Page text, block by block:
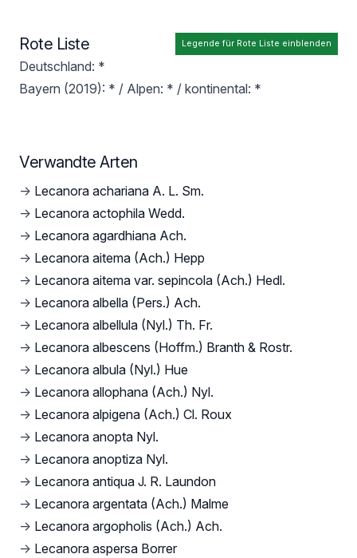
Legende für Rote Liste einblenden
Rote Liste
Deutschland: *
Bayern (2019): * / Alpen: * / kontinental: *
Verwandte Arten
→ Lecanora achariana A. L. Sm.
→ Lecanora actophila Wedd.
→ Lecanora agardhiana Ach.
→ Lecanora aitema (Ach.) Hepp
→ Lecanora aitema var. sepincola (Ach.) Hedl.
→ Lecanora albella (Pers.) Ach.
→ Lecanora albellula (Nyl.) Th. Fr.
→ Lecanora albescens (Hoffm.) Branth & Rostr.
→ Lecanora albula (Nyl.) Hue
→ Lecanora allophana (Ach.) Nyl.
→ Lecanora alpigena (Ach.) Cl. Roux
→ Lecanora anopta Nyl.
→ Lecanora anoptiza Nyl.
→ Lecanora antiqua J. R. Laundon
→ Lecanora argentata (Ach.) Malme
→ Lecanora argopholis (Ach.) Ach.
→ Lecanora aspersa Borrer